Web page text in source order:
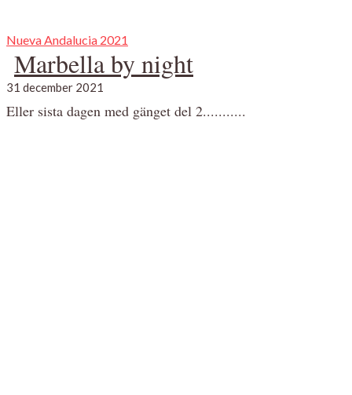
Nueva Andalucia 2021
Marbella by night
31 december 2021
Eller sista dagen med gänget del 2...........